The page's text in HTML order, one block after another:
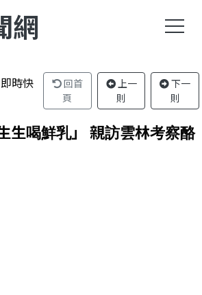
網
即時快
回首
頁
上一
則
下一
則
生喝鮮乳」 親訪雲林考察酪